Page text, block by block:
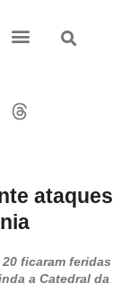
ataques
ficaram feridas
a Catedral da